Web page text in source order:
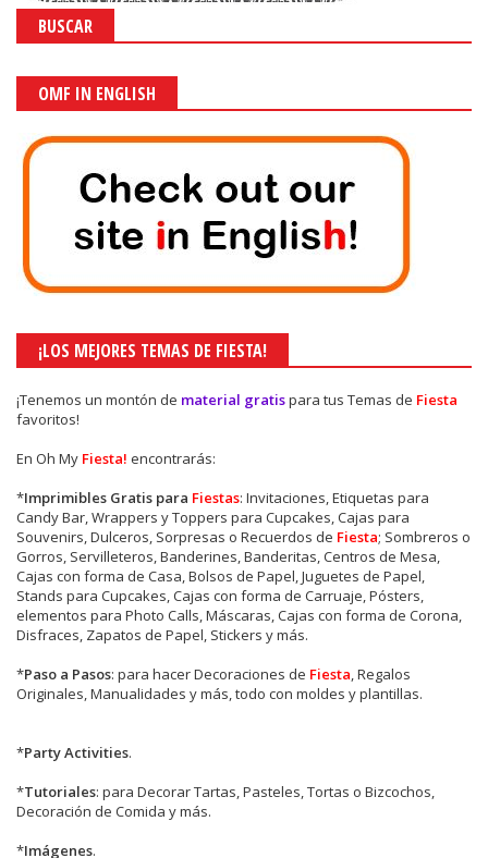
BUSCAR
OMF IN ENGLISH
¡LOS MEJORES TEMAS DE FIESTA!
¡Tenemos un montón de material gratispara tus Temas de Fiesta
favoritos!
En Oh My Fiesta! encontrarás:
*Imprimibles Gratis para Fiestas: Invitaciones, Etiquetas para
Candy Bar, Wrappers y Toppers para Cupcakes, Cajas para
Souvenirs, Dulceros, Sorpresas o Recuerdos de Fiesta; Sombreros o
Gorros, Servilleteros, Banderines, Banderitas, Centros de Mesa,
Cajas con forma de Casa, Bolsos de Papel, Juguetes de Papel,
Stands para Cupcakes, Cajas con forma de Carruaje, Pósters,
elementos para Photo Calls, Máscaras, Cajas con forma de Corona,
Disfraces, Zapatos de Papel, Stickers y más.
*Paso a Pasos: para hacer Decoraciones de Fiesta, Regalos
Originales, Manualidades y más, todo con moldes y plantillas.
*Party Activities.
*Tutoriales: para Decorar Tartas, Pasteles, Tortas o Bizcochos,
Decoración de Comida y más.
*Imágenes.